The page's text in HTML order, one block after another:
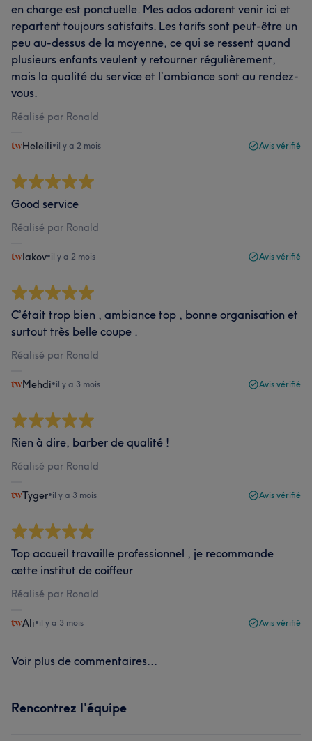
en charge est ponctuelle. Mes ados adorent venir ici et
repartent toujours satisfaits. Les tarifs sont peut-être un
peu au-dessus de la moyenne, ce qui se ressent quand
plusieurs enfants veulent y retourner régulièrement,
mais la qualité du service et l’ambiance sont au rendez-
vous.
Réalisé par Ronald
Heleili•il y a 2 mois Avis vérifié
Good service
Réalisé par Ronald
Iakov•il y a 2 mois Avis vérifié
C’était trop bien , ambiance top , bonne organisation et
surtout très belle coupe .
Réalisé par Ronald
Mehdi•il y a 3 mois Avis vérifié
Rien à dire, barber de qualité !
Réalisé par Ronald
Tyger•il y a 3 mois Avis vérifié
Top accueil travaille professionnel , je recommande
cette institut de coiffeur
Réalisé par Ronald
Ali•il y a 3 mois Avis vérifié
Voir plus de commentaires...
Rencontrez l'équipe